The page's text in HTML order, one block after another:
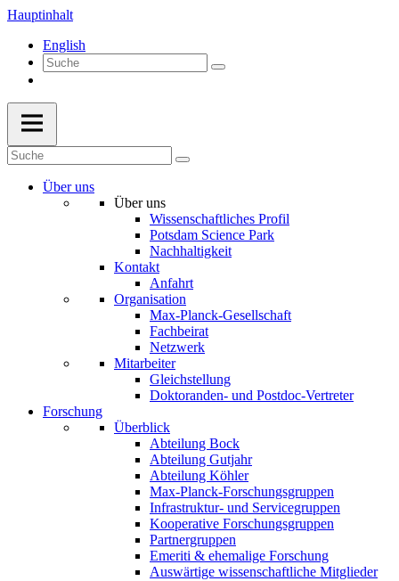
Hauptinhalt
English
Über uns
Über uns
Wissenschaftliches Profil
Potsdam Science Park
Nachhaltigkeit
Kontakt
Anfahrt
Organisation
Max-Planck-Gesellschaft
Fachbeirat
Netzwerk
Mitarbeiter
Gleichstellung
Doktoranden- und Postdoc-Vertreter
Forschung
Überblick
Abteilung Bock
Abteilung Gutjahr
Abteilung Köhler
Max-Planck-Forschungsgruppen
Infrastruktur- und Servicegruppen
Kooperative Forschungsgruppen
Partnergruppen
Emeriti & ehemalige Forschung
Auswärtige wissenschaftliche Mitglieder